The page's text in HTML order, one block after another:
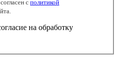
с политикой
на обработку